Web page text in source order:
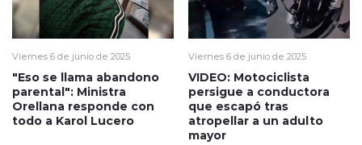
Viernes 6 de junio de 2025
"Eso se llama abandono
parental": Ministra
Orellana responde con
todo a Karol Lucero
Viernes 6 de junio de 2025
VIDEO: Motociclista
persigue a conductora
que escapó tras
atropellar a un adulto
mayor